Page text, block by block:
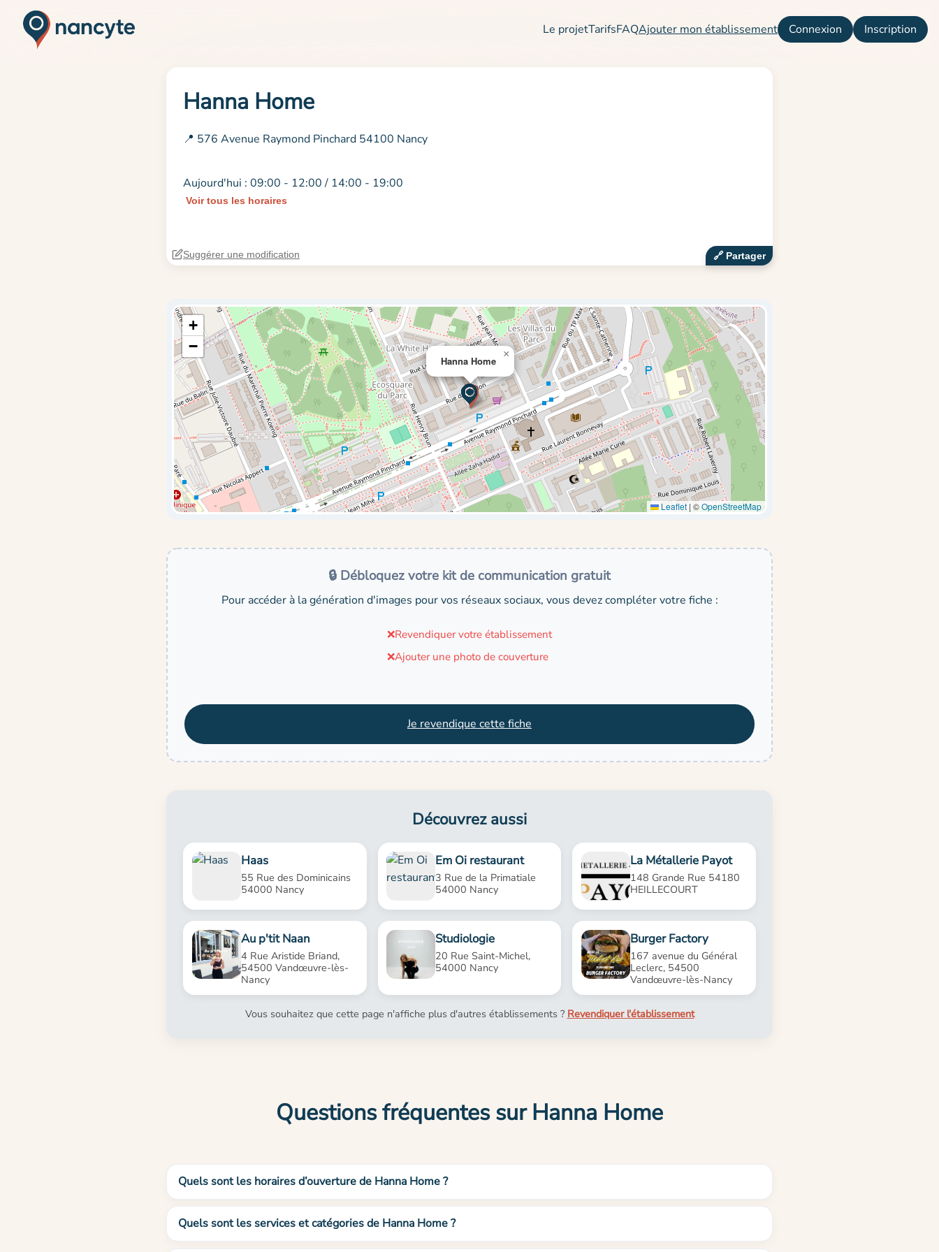
Le projetTarifsFAQAjouter mon établissement Connexion Inscription
Hanna Home
📍 576 Avenue Raymond Pinchard 54100 Nancy
Aujourd'hui : 09:00 - 12:00 / 14:00 - 19:00
Voir tous les horaires
🔗‍️ Partager
Suggérer une modification
Hanna Home
×
+
−
Leaflet | ©OpenStreetMap
🔒 Débloquez votre kit de communication gratuit
Pour accéder à la génération d'images pour vos réseaux sociaux, vous devez compléter votre fiche :
❌Revendiquer votre établissement
❌Ajouter une photo de couverture
Je revendique cette fiche
Découvrez aussi
Haas
55 Rue des Dominicains
54000 Nancy
Em Oi restaurant
3 Rue de la Primatiale
54000 Nancy
La Métallerie Payot
148 Grande Rue 54180
HEILLECOURT
Au p'tit Naan
4 Rue Aristide Briand,
54500 Vandœuvre-lès-
Nancy
Studiologie
20 Rue Saint-Michel,
54000 Nancy
Burger Factory
167 avenue du Général
Leclerc, 54500
Vandœuvre-lès-Nancy
Vous souhaitez que cette page n'affiche plus d'autres établissements ? Revendiquer l'établissement
Questions fréquentes sur Hanna Home
Quels sont les horaires d’ouverture de Hanna Home ?
Quels sont les services et catégories de Hanna Home ?